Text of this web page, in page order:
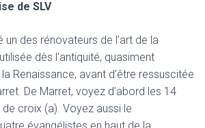
un des rénovateurs de l’art de la
dès l’antiquité, quasiment
Renaissance, avant d’être ressuscitée
De Marret, voyez d’abord les 14
croix (a). Voyez aussi le